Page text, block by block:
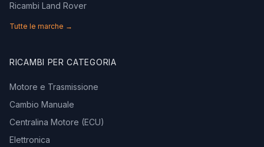
Ricambi Land Rover
Tutte le marche →
RICAMBI PER CATEGORIA
Motore e Trasmissione
Cambio Manuale
Centralina Motore (ECU)
Elettronica